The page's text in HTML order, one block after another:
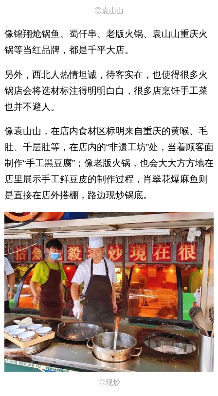
◎袁山山
像锦翔炝锅鱼、蜀仟串、老版火锅、袁山山重庆火
锅等当红品牌，都是千平大店。
另外，西北人热情坦诚，待客实在，也使得很多火
锅店会将选材标注得明明白白，很多店烹饪手工菜
也并不避人。
像袁山山，在店内食材区标明来自重庆的黄喉、毛
肚、千层肚等，在店内的“非遗工坊”处，当着顾客面
制作“手工黑豆腐”；像老版火锅，也会大大方方地在
店里展示手工鲜豆皮的制作过程，肖翠花爆麻鱼则
是直接在店外搭棚，路边现炒锅底。
◎现炒